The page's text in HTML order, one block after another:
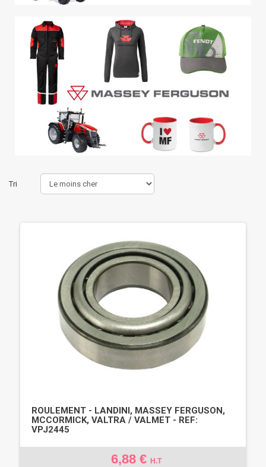
Tri
ROULEMENT - LANDINI, MASSEY FERGUSON,
MCCORMICK, VALTRA / VALMET - REF:
VPJ2445
6,88 € H.T